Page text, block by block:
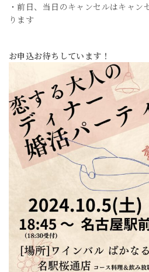
・前日、当日のキャンセルはキャン
ります
お申込お待ちしています！